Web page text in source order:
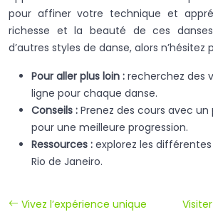
pour affiner votre technique et
richesse et la beauté de ces
d’autres styles de danse, alors n’hésitez
Pour aller plus loin : recherchez des
ligne pour chaque danse.
Conseils : Prenez des cours avec
pour une meilleure progression.
Ressources : explorez les
Rio de Janeiro.
Vivez l’expérience unique